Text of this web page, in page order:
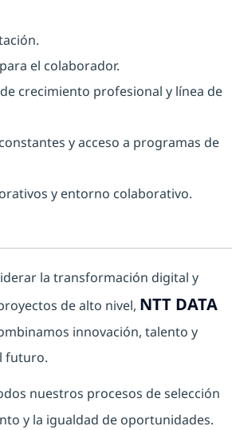
el colaborador.
crecimiento profesional y línea de
y acceso a programas de
y entorno colaborativo.
la transformación digital y
de alto nivel, NTT DATA
innovación, talento y
futuro.
nuestros procesos de selección
y la igualdad de oportunidades.